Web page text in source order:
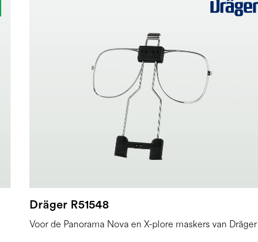
Dräger R51548
Voor de Panorama Nova en X-plore maskers van Dräger